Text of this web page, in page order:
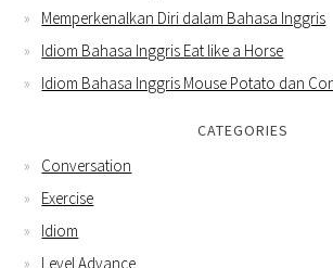
Memperkenalkan Diri dalam Bahasa Inggris
Idiom Bahasa Inggris Eat like a Horse
Idiom Bahasa Inggris Mouse Potato dan
CATEGORIES
Conversation
Exercise
Idiom
Level Advance